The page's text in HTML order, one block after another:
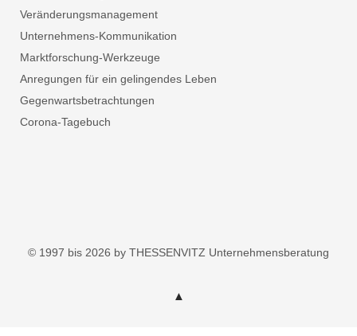
Veränderungsmanagement
Unternehmens-Kommunikation
Marktforschung-Werkzeuge
Anregungen für ein gelingendes Leben
Gegenwartsbetrachtungen
Corona-Tagebuch
© 1997 bis 2026 by THESSENVITZ Unternehmensberatung